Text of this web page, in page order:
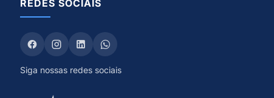
REDES SOCIAIS
Siga nossas redes sociais